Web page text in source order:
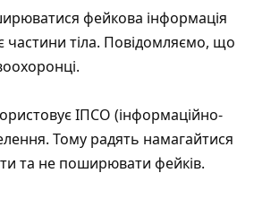
фейкова інформація
частини тіла. Повідомляємо, що
ІПСО (інформаційно-
Тому радять намагайтися
та не поширювати фейків.